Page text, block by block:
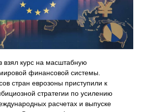
взял курс на масштабную
финансовой системы.
стран еврозоны приступили к
стратегии по усилению
расчетах и выпуске